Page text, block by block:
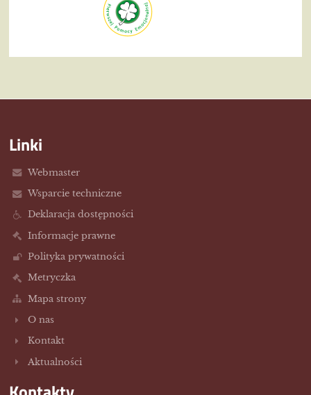
Linki
Webmaster
Wsparcie techniczne
Deklaracja dostępności
Informacje prawne
Polityka prywatności
Metryczka
Mapa strony
O nas
Kontakt
Aktualności